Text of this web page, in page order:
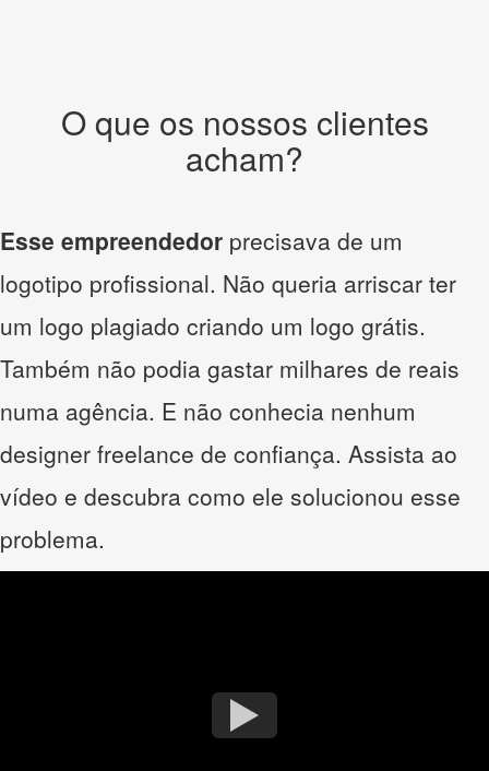
O que os nossos clientes
acham?
Esse empreendedor precisava de um
logotipo profissional. Não queria arriscar ter
um logo plagiado criando um logo grátis.
Também não podia gastar milhares de reais
numa agência. E não conhecia nenhum
designer freelance de confiança. Assista ao
vídeo e descubra como ele solucionou esse
problema.